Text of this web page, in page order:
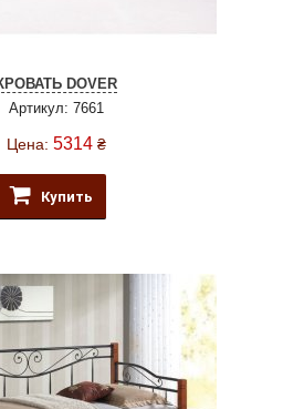
DOVER
Артикул: 7661
Цена: 5314 ₴
Купить